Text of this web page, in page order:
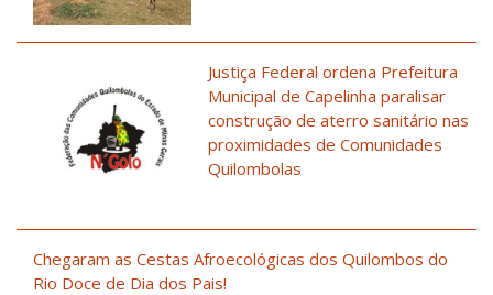
Justiça Federal ordena Prefeitura
Municipal de Capelinha paralisar
construção de aterro sanitário nas
proximidades de Comunidades
Quilombolas
Chegaram as Cestas Afroecológicas dos Quilombos do
Rio Doce de Dia dos Pais!